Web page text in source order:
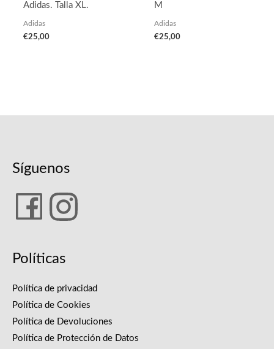
Adidas. Talla XL.
Adidas
€25,00
M
Adidas
€25,00
Síguenos
Políticas
Política de privacidad
Política de Cookies
Política de Devoluciones
Política de Protección de Datos